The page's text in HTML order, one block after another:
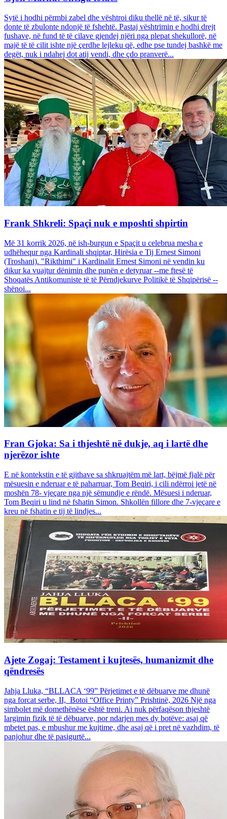
Sytë i hodhi përmbi zabel dhe vështroi diku thellë në të, sikur të
donte të zbulonte ndonjë të fshehtë. Pastaj vështrimin e hodhi drejt
fushave, në fund të të cilave gjendej njëri nga plepat shekullorë, në
majë të të cilit ishte një çerdhe lejleku që, edhe pse tundej bashkë me
degët, nuk i ndahej dot atij vendi, dhe çdo pranverë...
Frank Shkreli: Spaçi nuk e mposhti shpirtin
Më 31 korrik 2026, në ish-burgun e Spaçit u celebrua mesha e
udhëhequr nga Kardinali shqiptar, Hirësia e Tij Ernest Simoni
(Troshani). "Rikthimi" i Kardinalit Ernest Simoni në vendin ku
dikur ka vuajtur dënimin dhe punën e detyruar --me ftesë të
Shoqatës Antikomuniste të të Përndjekurve Politikë të Shqipërisë --
shënoi...
Fran Gjoka: Sa i thjeshtë në dukje, aq i lartë dhe
njerëzor ishte
E në kontekstin e të gjithave sa shkruajtëm më lart, bëjmë fjalë për
mësuesin e nderuar e të paharruar, Tom Beqiri, i cili ndërroi jetë në
moshën 78- vjeçare nga një sëmundje e rëndë. Mësuesi i nderuar,
Tom Beqiri u lind në fshatin Simon. Shkollën fillore dhe 7-vjeçare e
kreu në fshatin e tij të lindjes...
Ajete Zogaj: Testament i kujtesës, humanizmit dhe
qëndresës
Jahja Lluka, “BLLACA ‘99” Përjetimet e të dëbuarve me dhunë
nga forcat serbe, II, Botoi “Office Printy” Prishtinë, 2026 Një nga
simbolet më domethënëse është treni. Ai nuk përfaqëson thjeshtë
largimin fizik të të dëbuarve, por ndarjen mes dy botëve: asaj që
mbetet pas, e mbushur me kujtime, dhe asaj që i pret në vazhdim, të
panjohur dhe të pasigurtë...